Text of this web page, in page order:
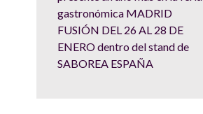
gastronómica MADRID
FUSIÓN DEL 26 AL 28 DE
ENERO dentro del stand de
SABOREA ESPAÑA